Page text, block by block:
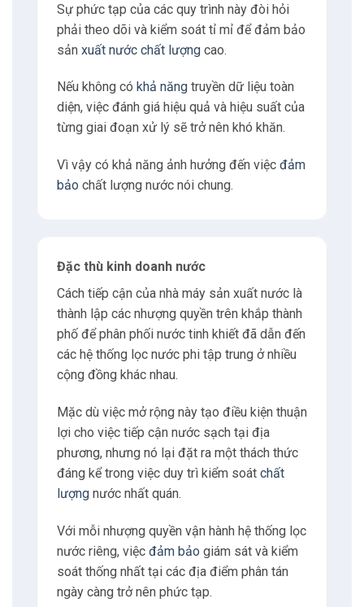
Tư vấn
Sự phức tạp của các quy trình này đòi hỏi
phải theo dõi và kiểm soát tỉ mỉ để đảm bảo
sản xuất nước chất lượngcao.
Nếu không có khả năngtruyền dữ liệu toàn
diện, việc đánh giá hiệu quả và hiệu suất của
từng giai đoạn xử lý sẽ trở nên khó khăn.
Vì vậy có khả năng ảnh hưởng đến việc đảm
bảo chất lượng nước nói chung.
Đặc thù kinh doanh nước
Cách tiếp cận của nhà máy sản xuất nước là
thành lập các nhượng quyền trên khắp thành
phố để phân phối nước tinh khiết đã dẫn đến
các hệ thống lọc nước phi tập trung ở nhiều
cộng đồng khác nhau.
Mặc dù việc mở rộng này tạo điều kiện thuận
lợi cho việc tiếp cận nước sạch tại địa
phương, nhưng nó lại đặt ra một thách thức
đáng kể trong việc duy trì kiểm soát chất
lượngnước nhất quán.
Với mỗi nhượng quyền vận hành hệ thống lọc
nước riêng, việc đảm bảo giám sát và kiểm
soát thống nhất tại các địa điểm phân tán
ngày càng trở nên phức tạp.